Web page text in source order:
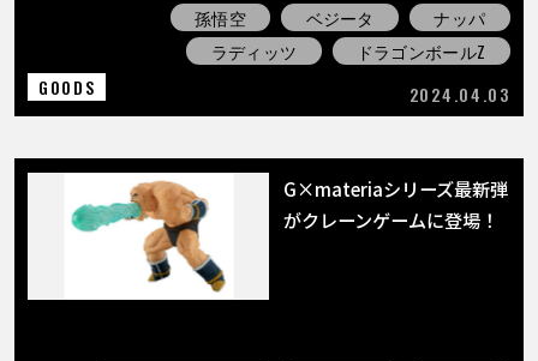
LANGUAGE
JP
EN FR DE ES
孫悟空 ベジータ
ナッパ
ラディッツ
ドラゴンボールZ
GOODS
2024.04.03
G×materiaシリーズ最新弾
がクレーンゲームに登場！